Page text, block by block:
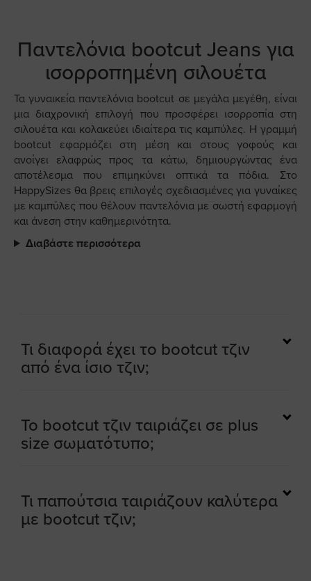
Παντελόνια bootcut Jeans για
ισορροπημένη σιλουέτα
Τα γυναικεία παντελόνια bootcut σε μεγάλα μεγέθη, είναι
μια διαχρονική επιλογή που προσφέρει ισορροπία στη
σιλουέτα και κολακεύει ιδιαίτερα τις καμπύλες. Η γραμμή
bootcut εφαρμόζει στη μέση και στους γοφούς και
ανοίγει ελαφρώς προς τα κάτω, δημιουργώντας ένα
αποτέλεσμα που επιμηκύνει οπτικά τα πόδια. Στο
HappySizes θα βρεις επιλογές σχεδιασμένες για γυναίκες
με καμπύλες που θέλουν παντελόνια με σωστή εφαρμογή
και άνεση στην καθημερινότητα.
Διαβάστε περισσότερα
Τι διαφορά έχει το bootcut τζιν
από ένα ίσιο τζιν;
Το bootcut τζιν ταιριάζει σε plus
size σωματότυπο;
Τι παπούτσια ταιριάζουν καλύτερα
με bootcut τζιν;